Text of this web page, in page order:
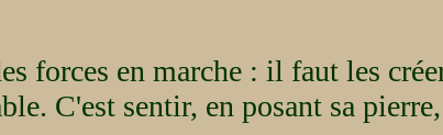
forces en marche : il faut les
C'est sentir, en posant sa